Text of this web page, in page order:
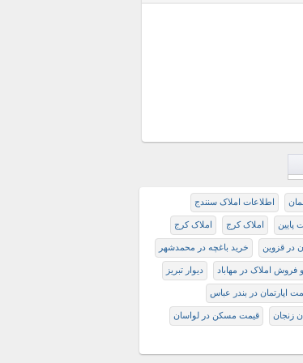
اطلاعات املاک سنندج
پایین املاک کرج املاک کرج
در قزوین خرید باغچه در محمدشهر
فروش املاک در مهاباد دیوار تبریز
اپارتمان در بندر عباس
زنجان قیمت مسکن در لواسان